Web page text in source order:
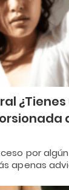
¿Tienes
por
apenas